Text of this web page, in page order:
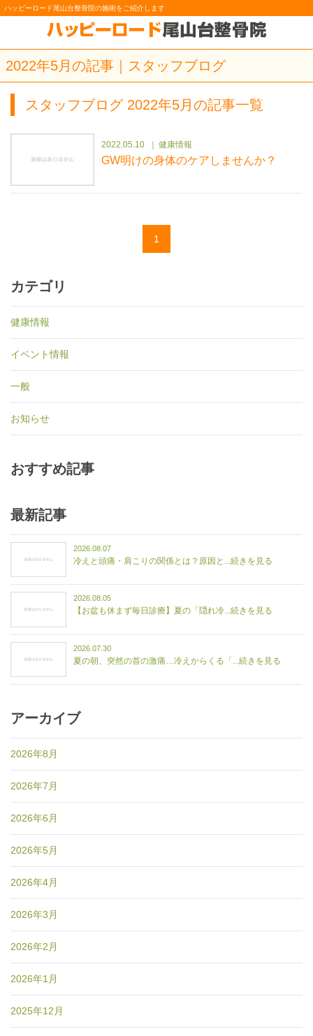
ハッピーロード尾山台整骨院の施術をご紹介します
2022年5月の記事｜スタッフブログ
スタッフブログ 2022年5月の記事一覧
2022.05.10 健康情報
GW明けの身体のケアしませんか？
1
カテゴリ
健康情報
イベント情報
一般
お知らせ
おすすめ記事
最新記事
2026.08.07
冷えと頭痛・肩こりの関係とは？原因と...続きを見る
2026.08.05
【お盆も休まず毎日診療】夏の「隠れ冷...続きを見る
2026.07.30
夏の朝、突然の首の激痛…冷えからくる「...続きを見る
アーカイブ
2026年8月
2026年7月
2026年6月
2026年5月
2026年4月
2026年3月
2026年2月
2026年1月
2025年12月